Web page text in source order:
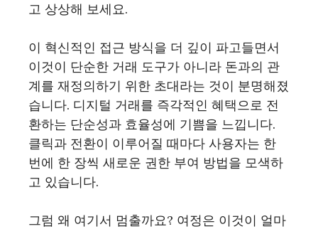
고 상상해 보세요.
이 혁신적인 접근 방식을 더 깊이 파고들면서
이것이 단순한 거래 도구가 아니라 돈과의 관
계를 재정의하기 위한 초대라는 것이 분명해졌
습니다. 디지털 거래를 즉각적인 혜택으로 전
환하는 단순성과 효율성에 기쁨을 느낍니다.
클릭과 전환이 이루어질 때마다 사용자는 한
번에 한 장씩 새로운 권한 부여 방법을 모색하
고 있습니다.
그럼 왜 여기서 멈출까요? 여정은 이것이 얼마